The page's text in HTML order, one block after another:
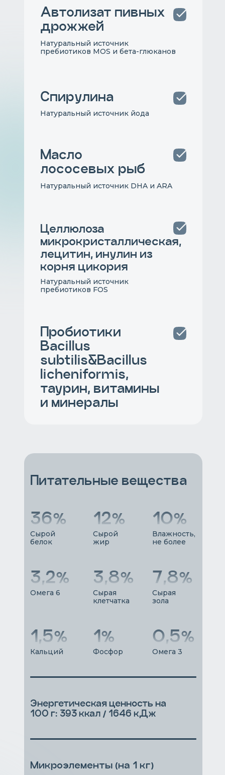
Спирулина
Натуральный источник йода
Автолизат пивных
дрожжей
Натуральный источник
пребиотиков MOS и бета-глюканов
Масло
лососевых рыб
Натуральный источник DHA и ARA
Целлюлоза
микрокристаллическая,
лецитин, инулин из
корня цикория
Натуральный источник
пребиотиков FOS
Пробиотики
Bacillus
subtilis&Bacillus
licheniformis,
таурин, витамины
и минералы
Питательные вещества
Сырой
белок
36%
Сырой
жир
12%
Сырая
клетчатка
3,8%
Кальций
1,5%
Влажность,
не более
10%
Сырая
зола
7,8%
Фосфор
1%
Омега 6
3,2%
Омега 3
0,5%
Энергетическая ценность на
100 г: 393 ккал / 1646 кДж
Микроэлементы (на 1 кг)